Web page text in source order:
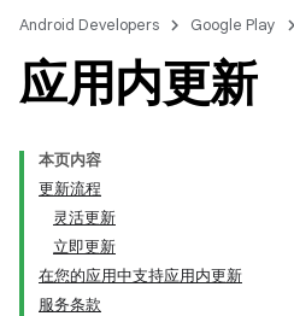
Android Developers Google Play
应用内更新
本页内容
更新流程
灵活更新
立即更新
在您的应用中支持应用内更新
服务条款